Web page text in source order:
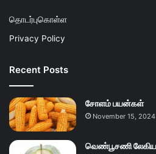
தொடர்புகொள்ள
Privacy Policy
Recent Posts
சோளம் பயன்கள்
November 15, 2024
வெண்பூசணி